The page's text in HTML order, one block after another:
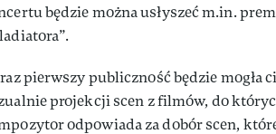
będzie można usłyszeć m.in.
pierwszy publiczność będzie mogła
projekcji scen z filmów, do
odpowiada za dobór scen,